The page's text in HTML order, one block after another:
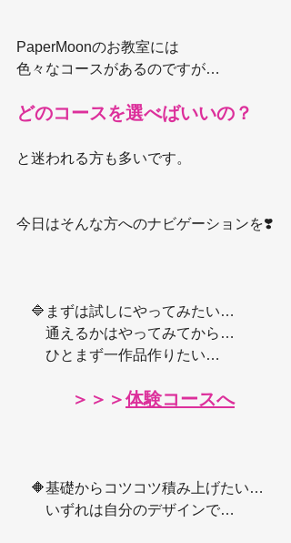
PaperMoonのお教室には
色々なコースがあるのですが…
どのコースを選べばいいの？
と迷われる方も多いです。
今日はそんな方へのナビゲーションを❣️
🔷まずは試しにやってみたい…
通えるかはやってみてから…
ひとまず一作品作りたい…
＞＞＞体験コースへ
🔶基礎からコツコツ積み上げたい…
いずれは自分のデザインで…